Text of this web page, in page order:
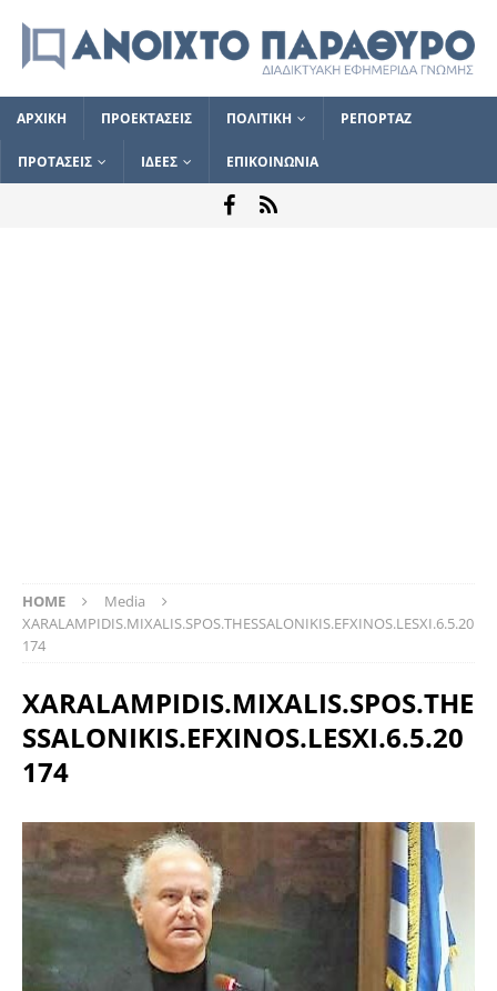
ΑΡΧΙΚΗ ΠΡΟΕΚΤΑΣΕΙΣ ΠΟΛΙΤΙΚΗ ΡΕΠΟΡΤΑΖ
ΠΡΟΤΑΣΕΙΣ ΙΔΕΕΣ ΕΠΙΚΟΙΝΩΝΙΑ
HOME
Media
XARALAMPIDIS.MIXALIS.SPOS.THESSALONIKIS.EFXINOS.LESXI.6.5.20
174
XARALAMPIDIS.MIXALIS.SPOS.THE
SSALONIKIS.EFXINOS.LESXI.6.5.20
174